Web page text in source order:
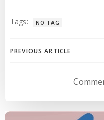
Tags: NO TAG
entradas
PREVIOUS ARTICLE